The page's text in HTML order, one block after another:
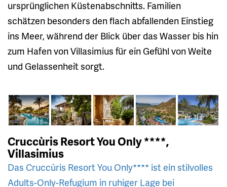
ursprünglichen Küstenabschnitts. Familien
schätzen besonders den flach abfallenden Einstieg
ins Meer, während der Blick über das Wasser bis hin
zum Hafen von Villasimius für ein Gefühl von Weite
und Gelassenheit sorgt.
Cruccùris Resort You Only ****,
Villasimius
Das Cruccùris Resort You Only**** ist ein stilvolles
Adults-Only-Refugium in ruhiger Lage bei